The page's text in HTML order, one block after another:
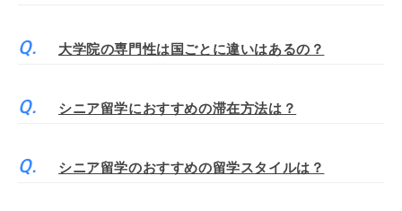
大学院の専門性は国ごとに違いはあるの？
シニア留学におすすめの滞在方法は？
シニア留学のおすすめの留学スタイルは？